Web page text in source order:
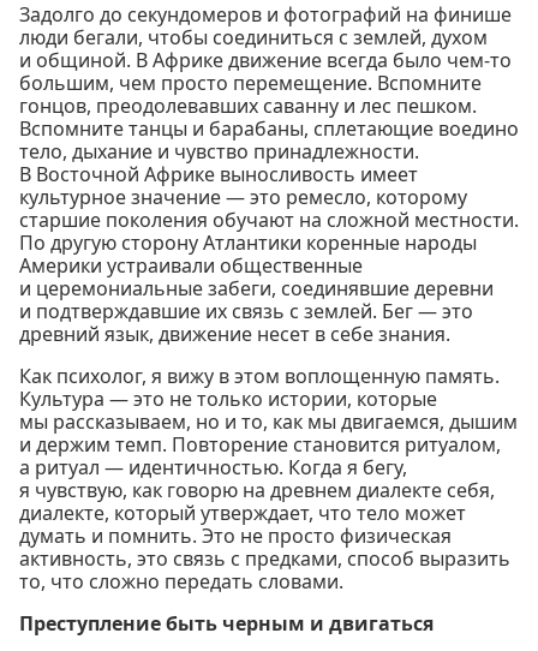
Задолго до секундомеров и фотографий на финише
люди бегали, чтобы соединиться с землей, духом
и общиной. В Африке движение всегда было чем-то
большим, чем просто перемещение. Вспомните
гонцов, преодолевавших саванну и лес пешком.
Вспомните танцы и барабаны, сплетающие воедино
тело, дыхание и чувство принадлежности.
В Восточной Африке выносливость имеет
культурное значение — это ремесло, которому
старшие поколения обучают на сложной местности.
По другую сторону Атлантики коренные народы
Америки устраивали общественные
и церемониальные забеги, соединявшие деревни
и подтверждавшие их связь с землей. Бег — это
древний язык, движение несет в себе знания.
Как психолог, я вижу в этом воплощенную память.
Культура — это не только истории, которые
мы рассказываем, но и то, как мы двигаемся, дышим
и держим темп. Повторение становится ритуалом,
а ритуал — идентичностью. Когда я бегу,
я чувствую, как говорю на древнем диалекте себя,
диалекте, который утверждает, что тело может
думать и помнить. Это не просто физическая
активность, это связь с предками, способ выразить
то, что сложно передать словами.
Преступление быть черным и двигаться